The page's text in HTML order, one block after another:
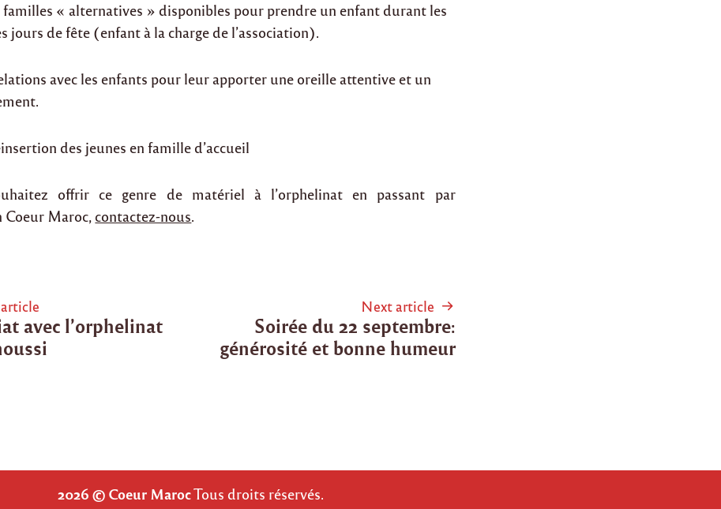
familles « alternatives » disponibles pour prendre un enfant durant les
jours de fête (enfant à la charge de l’association).
avec les enfants pour leur apporter une oreille attentive et un
des jeunes en famille d’accueil
offrir ce genre de matériel à l’orphelinat en passant par
Coeur Maroc, contactez-nous.
avec l’orphelinat
Next article
Soirée du 22 septembre:
générosité et bonne humeur
2026 © Coeur MarocTous droits réservés.